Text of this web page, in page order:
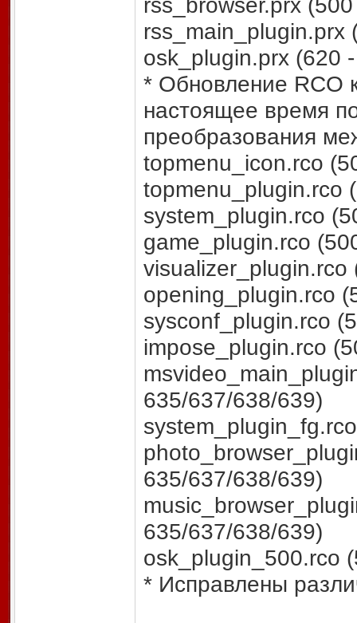
rss_main_plugin.prx
osk_plugin.prx (620
* Обновление RCO
настоящее время
преобразования
topmenu_icon.rco
topmenu_plugin.rco
system_plugin.rco
game_plugin.rco
opening_plugin.rco
sysconf_plugin.rco
impose_plugin.rco
635/637/638/639)
635/637/638/639)
635/637/638/639)
osk_plugin_500.rco
* Исправлены